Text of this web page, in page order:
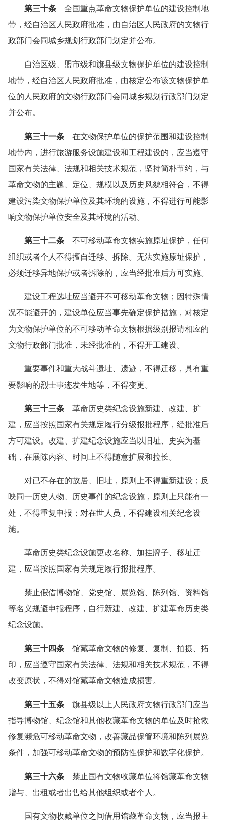
第三十条 全国重点革命文物保护单位的建设控制地
带，经自治区人民政府批准，由自治区人民政府的文物行
政部门会同城乡规划行政部门划定并公布。
自治区级、盟市级和旗县级文物保护单位的建设控制
地带，经自治区人民政府批准，由核定公布该文物保护单
位的人民政府的文物行政部门会同城乡规划行政部门划定
并公布。
第三十一条 在文物保护单位的保护范围和建设控制
地带内，进行旅游服务设施建设和工程建设的，应当遵守
国家有关法律、法规和相关技术规范，坚持简朴节约，与
革命文物的主题、定位、规模以及历史风貌相符合，不得
建设污染文物保护单位及其环境的设施，不得进行可能影
响文物保护单位安全及其环境的活动。
第三十二条 不可移动革命文物实施原址保护，任何
组织或者个人不得擅自迁移、拆除。无法实施原址保护，
必须迁移异地保护或者拆除的，应当经批准后方可实施。
建设工程选址应当避开不可移动革命文物；因特殊情
况不能避开的，建设单位应当事先确定保护措施，对核定
为文物保护单位的不可移动革命文物根据级别报请相应的
文物行政部门批准，未经批准的，不得开工建设。
重要事件和重大战斗遗址、遗迹，不得迁移，具有重
要影响的烈士事迹发生地等，不得变更。
第三十三条 革命历史类纪念设施新建、改建、扩
建，应当按照国家有关规定履行分级报批程序，经批准后
方可建设。改建、扩建纪念设施应当以旧址、史实为基
础，在展陈内容、时间上不得随意扩展和拉长。
对已不存在的故居、旧址，原则上不得重新建设；反
映同一历史人物、历史事件的纪念设施，原则上只能有一
处，不得重复申报；对在世人员，不得建设相关纪念设
施。
革命历史类纪念设施更改名称、加挂牌子、移址迁
建，应当按照国家有关规定履行报批程序。
禁止假借博物馆、党史馆、展览馆、陈列馆、资料馆
等名义规避申报程序，自行新建、改建、扩建革命历史类
纪念设施。
第三十四条 馆藏革命文物的修复、复制、拍摄、拓
印，应当遵守国家有关法律、法规和相关技术规范，不得
改变原状，不得对馆藏革命文物造成损害。
第三十五条 旗县级以上人民政府文物行政部门应当
指导博物馆、纪念馆和其他收藏革命文物的单位及时抢救
修复濒危可移动革命文物，改善藏品保管环境和陈列展览
条件，加强可移动革命文物的预防性保护和数字化保护。
第三十六条 禁止国有文物收藏单位将馆藏革命文物
赠与、出租或者出售给其他组织或者个人。
国有文物收藏单位之间借用馆藏革命文物，应当报主